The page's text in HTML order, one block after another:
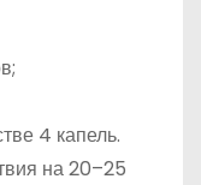
4 капель.
на 20–25